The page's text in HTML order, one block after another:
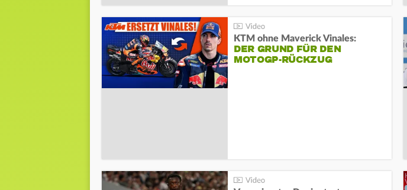
KTM ohne Maverick Vinales:
DER GRUND FÜR DEN
MOTOGP-RÜCKZUG